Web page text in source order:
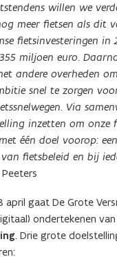
willen we
meer fietsen als dit
fietsinvesteringen in
miljoen euro.
andere overheden
snel te zorgen
Via
inzetten om
één doel voorop:
fietsbeleid en bij
april gaat De Grote
ondertekenen
. Drie grote